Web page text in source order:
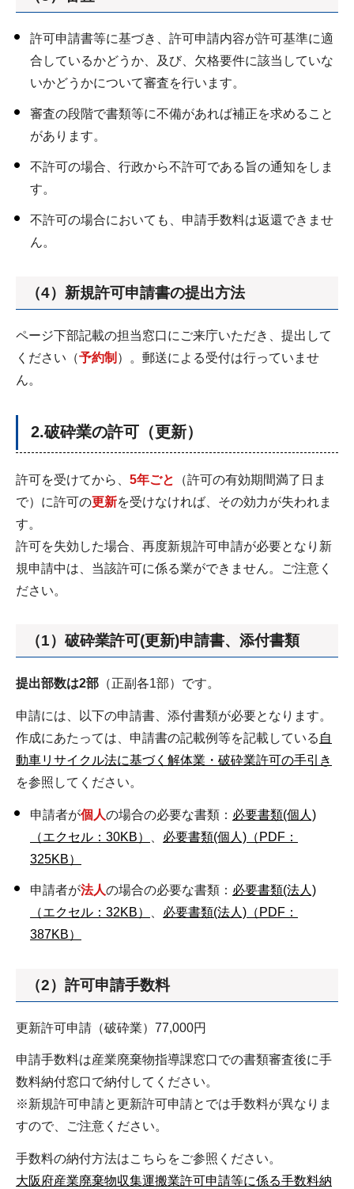
許可申請書等に基づき、許可申請内容が許可基準に適
合しているかどうか、及び、欠格要件に該当していな
いかどうかについて審査を行います。
審査の段階で書類等に不備があれば補正を求めること
があります。
不許可の場合、行政から不許可である旨の通知をしま
す。
不許可の場合においても、申請手数料は返還できませ
ん。
（4）新規許可申請書の提出方法
ページ下部記載の担当窓口にご来庁いただき、提出して
ください（予約制 ）。郵送による受付は行っていませ
ん。
2.破砕業の許可（更新）
許可を受けてから、 5年ごと
（許可の有効期間満了日ま
で）に許可の更新を受けなければ、その効力が失われま
す。
許可を失効した場合、再度新規許可申請が必要となり新
規申請中は、当該許可に係る業ができません。ご注意く
ださい。
（1）破砕業許可(更新)申請書、添付書類
提出部数は2部 （正副各1部）です。
申請には、以下の申請書、添付書類が必要となります。
作成にあたっては、申請書の記載例等を記載している 自
動車リサイクル法に基づく解体業・破砕業許可の手引き
を参照してください。
申請者が個人の場合の必要な書類： 必要書類(個人)
（エクセル：30KB）
必要書類(個人)（PDF：
325KB）
申請者が法人の場合の必要な書類： 必要書類(法人)
（エクセル：32KB）
必要書類(法人)（PDF：
387KB）
（2）許可申請手数料
更新許可申請（破砕業）77,000円
申請手数料は産業廃棄物指導課窓口での書類審査後に手
数料納付窓口で納付してください。
※新規許可申請と更新許可申請とでは手数料が異なりま
すので、ご注意ください。
手数料の納付方法はこちらをご参照ください。
大阪府産業廃棄物収集運搬業許可申請等に係る手数料納